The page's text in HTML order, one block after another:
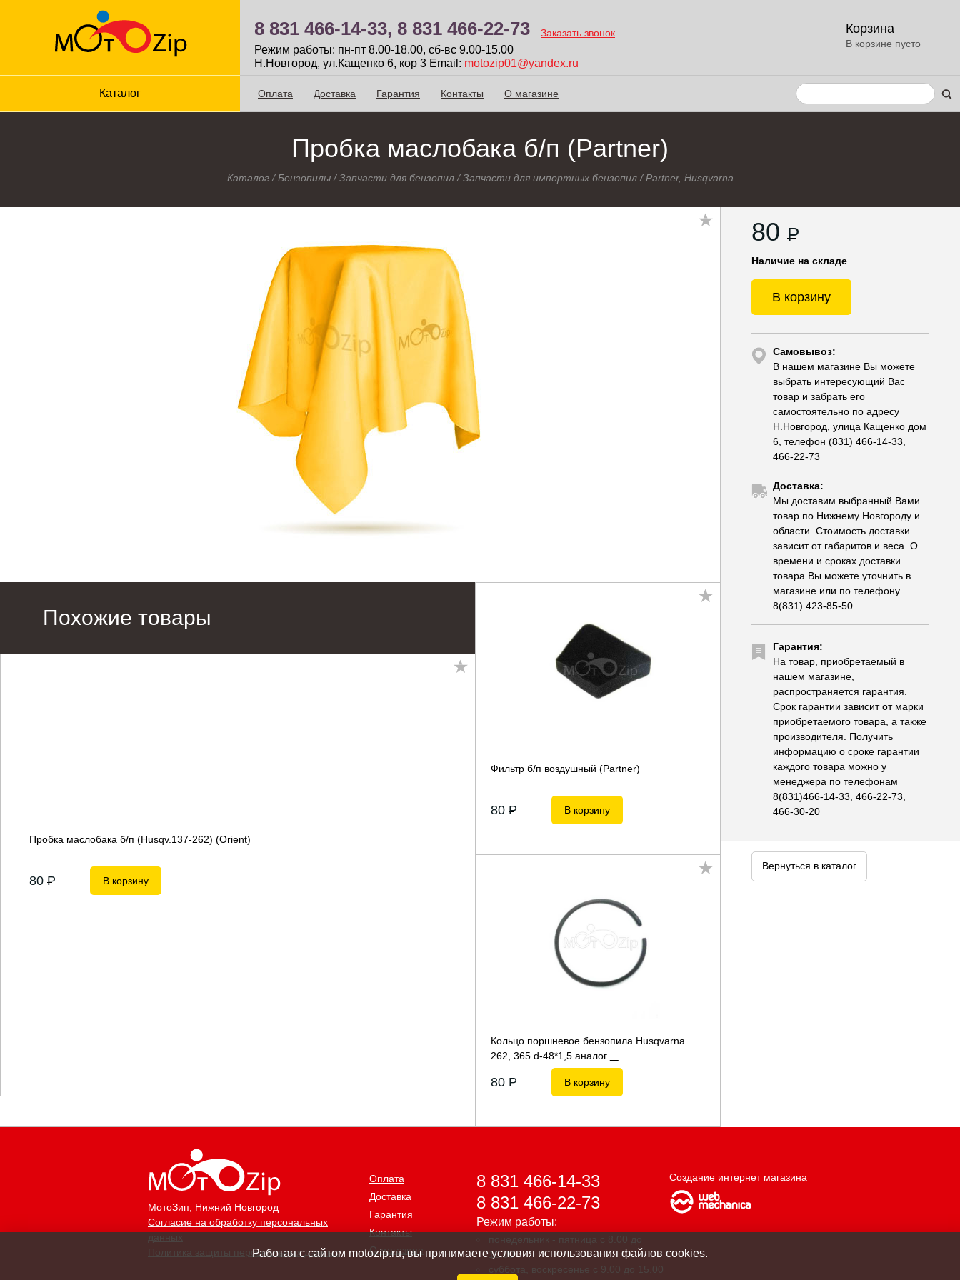
8 831 466-14-33, 8 831 466-22-73 Заказать звонок
Режим работы: пн-пт 8.00-18.00, сб-вc 9.00-15.00
Н.Новгород, ул.Кащенко 6, кор 3 Email: motozip01@yandex.ru
Корзина
В корзине пусто
Каталог Оплата Доставка Гарантия Контакты О магазине
Пробка маслобака б/п (Partner)
Каталог/Бензопилы/Запчасти для бензопил/Запчасти для импортных бензопил/Partner, Husqvarna
80 P
Наличие на складе
В корзину
Самовывоз:
В нашем магазине Вы можете
выбрать интересующий Вас
товар и забрать его
самостоятельно по адресу
Н.Новгород, улица Кащенко дом
6, телефон (831) 466-14-33,
466-22-73
Доставка:
Мы доставим выбранный Вами
товар по Нижнему Новгороду и
области. Стоимость доставки
зависит от габаритов и веса. О
времени и сроках доставки
товара Вы можете уточнить в
магазине или по телефону
8(831) 423-85-50
Гарантия:
На товар, приобретаемый в
нашем магазине,
распространяется гарантия.
Срок гарантии зависит от марки
приобретаемого товара, а также
производителя. Получить
информацию о сроке гарантии
каждого товара можно у
менеджера по телефонам
8(831)466-14-33, 466-22-73,
466-30-20
Вернуться в каталог
Похожие товары
Пробка маслобака б/п (Husqv.137-262) (Orient)
80 P В корзину
Фильтр б/п воздушный (Partner)
80 P В корзину
Кольцо поршневое бензопила Husqvarna
262, 365 d-48*1,5 аналог
80 P В корзину
МотоЗип , Нижний Новгород
Согласие на обработку персональных
данных
Политика защиты персональных данных
Оплата
Доставка
Гарантия
Контакты
О магазине
8 831 466-14-33
8 831 466-22-73
Режим работы:
понедельник - пятница с 8.00 до
18.00
суббота, воскресенье с 9.00 до 15.00
Создание интернет магазина
Работая с сайтом motozip.ru, вы принимаете условия использования файлов cookies.